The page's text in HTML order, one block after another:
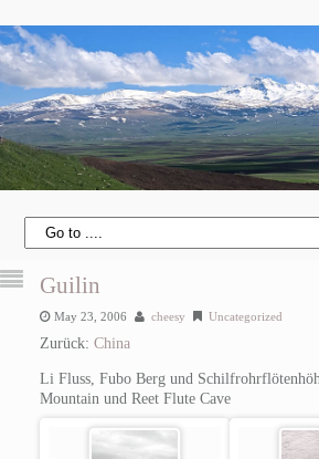
Guilin
May 23, 2006 cheesy Uncategorized
Zurück: China
Li Fluss, Fubo Berg und
Mountain und Reet Flute Cave